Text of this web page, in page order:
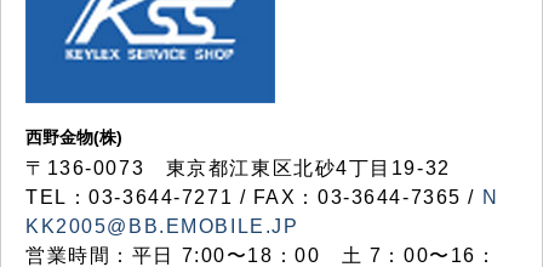
西野金物(株)
〒136-0073 東京都江東区北砂4丁目19-32
TEL：03‐3644‐7271 / FAX：03-3644-7365 / N
KK2005@BB.EMOBILE.JP
営業時間：平日 7:00〜18：00 土 7：00〜16：